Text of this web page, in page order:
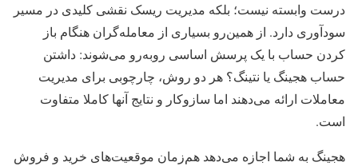
درست وابسته نیست؛ بلکه مدیریت ریسک نقشی کلیدی در مسیر
سودآوری دارد. از همین‌رو بسیاری از معامله‌گران هنگام باز
کردن حساب با یک پرسش اساسی روبه‌رو می‌شوند: داشتن
حساب هجینگ یا نتینگ؟ هر دو روش، چارچوبی برای مدیریت
معاملات ارائه می‌دهند اما سازوکار و نتایج آنها کاملا متفاوت
است.
هجینگ به شما اجازه می‌دهد هم‌زمان موقعیت‌های خرید و فروش